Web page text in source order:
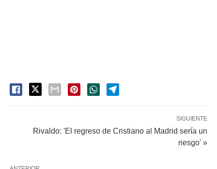
SIGUIENTE
Rivaldo: 'El regreso de Cristiano al Madrid sería un
riesgo' »